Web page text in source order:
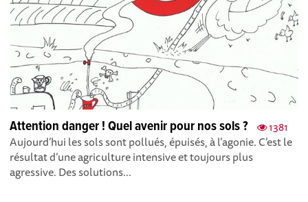
1381
Attention danger ! Quel avenir pour nos sols ?
Aujourd’hui les sols sont pollués, épuisés, à l’agonie. C’est le
résultat d’une agriculture intensive et toujours plus
agressive. Des solutions...